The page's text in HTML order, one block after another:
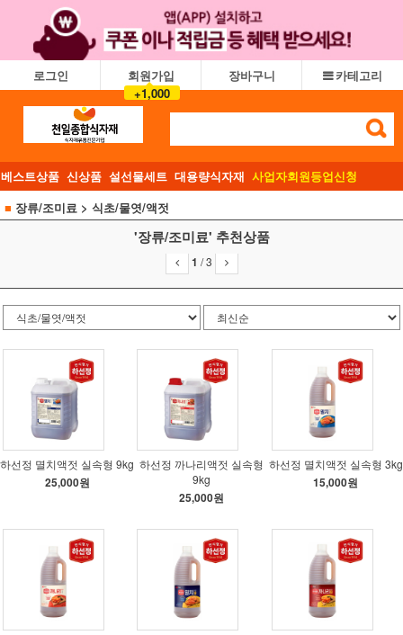
로그인
회원가입
+1,000
장바구니 카테고리
베스트상품 신상품 설선물세트 대용량식자재 사업자회원등업신청
■ 장류/조미료 > 식초/물엿/액젓
'장류/조미료' 추천상품
1 /3
하선정 멸치액젓 실속형 9kg
25,000원
하선정 까나리액젓 실속형
9kg
25,000원
하선정 멸치액젓 실속형 3kg
15,000원